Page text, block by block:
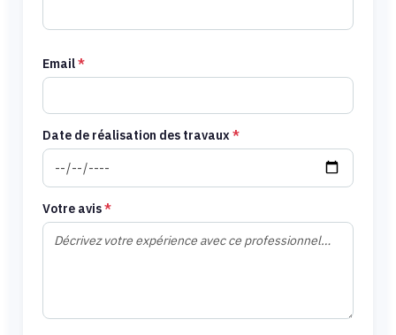
Email*
Date de réalisation des travaux *
Votre avis*